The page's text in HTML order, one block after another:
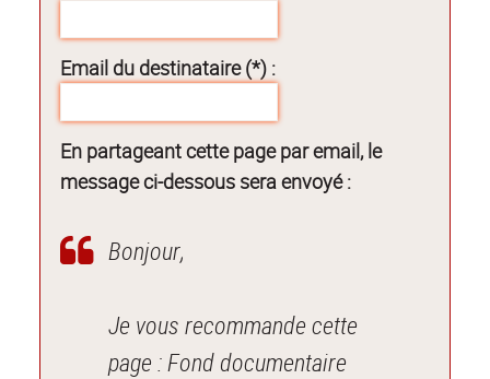
Email du destinataire (*) :
En partageant cette page par email, le
message ci-dessous sera envoyé :
Bonjour,
Je vous recommande cette
page : Fond documentaire